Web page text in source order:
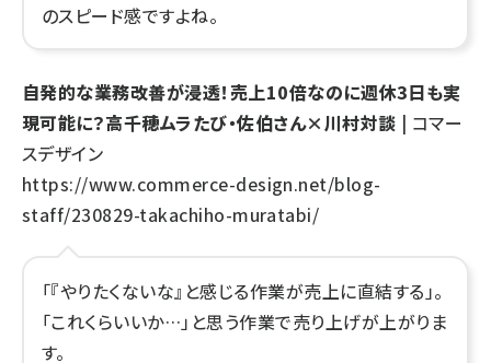
のスピード感ですよね。
自発的な業務改善が浸透！売上10倍なのに週休3日も実
現可能に？高千穂ムラたび・佐伯さん×川村対談 | コマー
スデザイン
https://www.commerce-design.net/blog-
staff/230829-takachiho-muratabi/
「『やりたくないな』と感じる作業が売上に直結する」。
「これくらいいか…」と思う作業で売り上げが上がりま
す。